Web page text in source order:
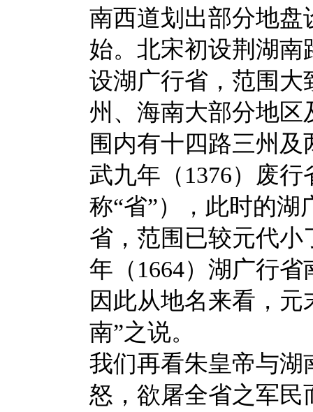
南西道划出部分地
始。北宋初设荆湖
设湖广行省，范围
州、海南大部分地
围内有十四路三州
武九年（1376）废
称“省”），此时的
省，范围已较元代
年（1664）湖广行
因此从地名来看，
南”之说。
我们再看朱皇帝与
怒，欲屠全省之军民